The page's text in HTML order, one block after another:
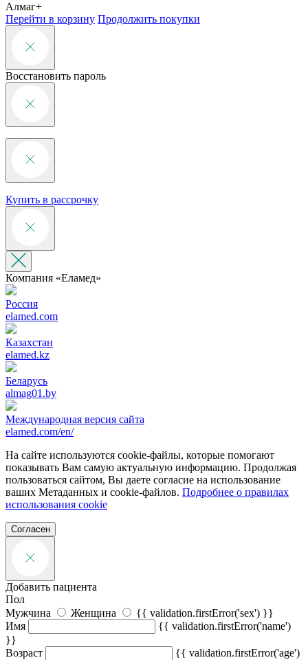
Алмаг+
Перейти в корзину Продолжить покупки
Восстановить пароль
Купить в рассрочку
Компания «‎Еламед»
Россия
elamed.com
Казахстан
elamed.kz
Беларусь
almag01.by
Международная версия сайта
elamed.com/en/
На сайте используются cookie-файлы, которые помогают
показывать Вам самую актуальную информацию. Продолжая
пользоваться сайтом, Вы даете согласие на использование
ваших Метаданных и cookie-файлов. Подробнее о правилах
использования cookie
Согласен
Добавить пациента
Пол
Мужчина
Женщина
{{ validation.firstError('sex') }}
Имя
{{ validation.firstError('name')
}}
Возраст
{{ validation.firstError('age')